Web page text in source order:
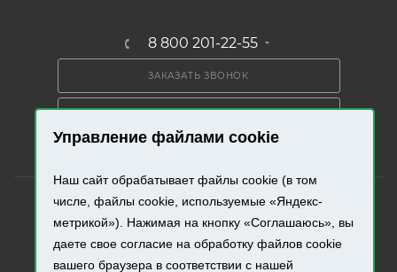
Управление файлами cookie
Наш сайт обрабатывает файлы cookie (в том
числе, файлы cookie, используемые «Яндекс-
метрикой»). Нажимая на кнопку «Соглашаюсь», вы
даете свое согласие на обработку файлов cookie
вашего браузера в соответствии с нашей
8 800 201-22-55
ЗАКАЗАТЬ ЗВОНОК
2026 © «Промресурс». Все права защищены.